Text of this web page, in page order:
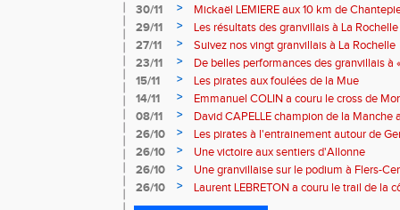
30/11
>
Mickaël LEMIERE aux 10 km de
29/11
>
Les résultats des granvillais à La Rochelle
27/11
>
Suivez nos vingt granvillais à La Rochelle
23/11
>
De belles performances des granvillais à
15/11
>
Les pirates aux foulées de la Mue
14/11
>
Emmanuel COLIN a couru le cross de
08/11
>
David CAPELLE champion de la Manche
Coutances.
26/10 >
Les pirates à l'entrainement autour de
26/10
>
Une victoire aux sentiers d'Allonne
26/10
>
Une granvillaise sur le podium à Flers-
26/10
> Laurent LEBRETON a couru le trail de la